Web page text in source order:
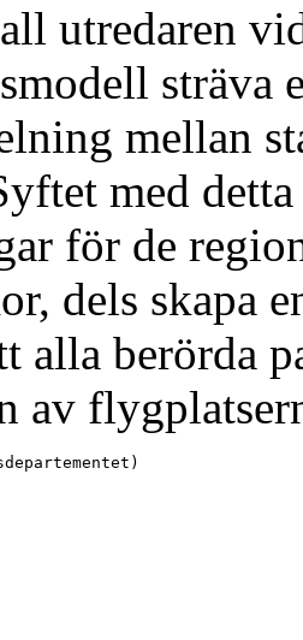
utredaren
sträva
mellan
med
för de
dels skapa
alla berörda
av